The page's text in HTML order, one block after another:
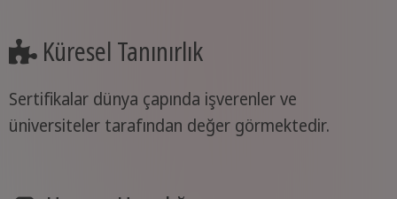
Küresel Tanınırlık
Sertifikalar dünya çapında işverenler ve
üniversiteler tarafından değer görmektedir.